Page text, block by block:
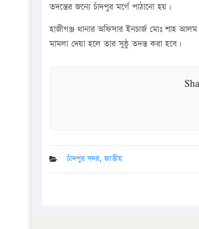
তদন্তের জন্যে চাঁদপুর মর্গে পাঠানো হয়।
হাজীগঞ্জ থানার অফিসার ইনচার্জ মোঃ শাহ
মামলা দেয়া হলে তার সুষ্ঠু তদন্ত করা হবে।
চাঁদপুর সদর,জাতীয়